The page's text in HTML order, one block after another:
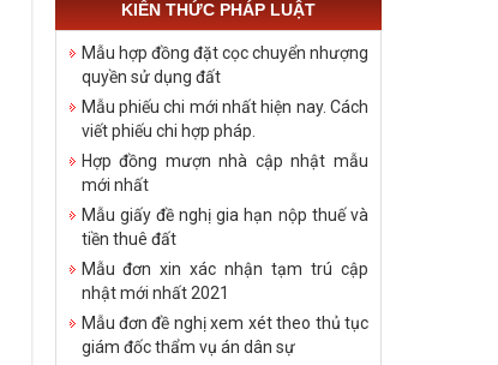
KIẾN THỨC PHÁP LUẬT
Mẫu hợp đồng đặt cọc chuyển nhượng
quyền sử dụng đất
Mẫu phiếu chi mới nhất hiện nay. Cách
viết phiếu chi hợp pháp.
Hợp đồng mượn nhà cập nhật mẫu
mới nhất
Mẫu giấy đề nghị gia hạn nộp thuế và
tiền thuê đất
Mẫu đơn xin xác nhận tạm trú cập
nhật mới nhất 2021
Mẫu đơn đề nghị xem xét theo thủ tục
giám đốc thẩm vụ án dân sự